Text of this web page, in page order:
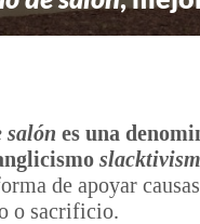
salón es una
slacktivism
de apoyar
o sacrificio.